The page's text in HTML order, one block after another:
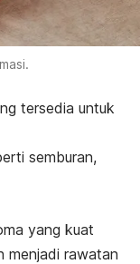
tersedia untuk
semburan,
yang kuat
menjadi rawatan